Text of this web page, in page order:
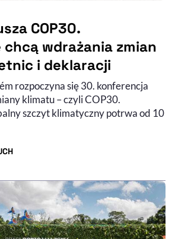
COP30.
chcą wdrażania zmian
i deklaracji
rozpoczyna się 30. konferencja
klimatu – czyli COP30.
szczyt klimatyczny potrwa od 10